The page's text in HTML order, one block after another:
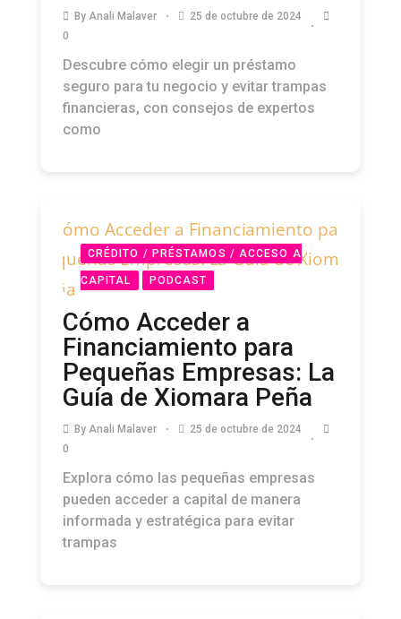
By Anali Malaver
25 de octubre de 2024
0
Descubre cómo elegir un préstamo
seguro para tu negocio y evitar trampas
financieras, con consejos de expertos
como
CRÉDITO / PRÉSTAMOS / ACCESO A
CAPITAL PODCAST
Cómo Acceder a
Financiamiento para
Pequeñas Empresas: La
Guía de Xiomara Peña
By Anali Malaver
25 de octubre de 2024
0
Explora cómo las pequeñas empresas
pueden acceder a capital de manera
informada y estratégica para evitar
trampas